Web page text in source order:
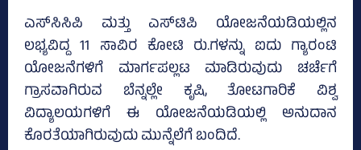
ಎಸ್‌ಸಿಸಿಪಿ ಮತ್ತು ಎಸ್‌ಟಿಪಿ ಯೋಜನೆಯಡಿಯಲ್ಲಿನ
ಲಭ್ಯವಿದ್ದ 11 ಸಾವಿರ ಕೋಟಿ ರು.ಗಳನ್ನು ಐದು ಗ್ಯಾರಂಟಿ
ಯೋಜನೆಗಳಿಗೆ ಮಾರ್ಗಪಲ್ಲಟ ಮಾಡಿರುವುದು ಚರ್ಚೆಗೆ
ಗ್ರಾಸವಾಗಿರುವ ಬೆನ್ನಲ್ಲೇ ಕೃಷಿ, ತೋಟಗಾರಿಕೆ ವಿಶ್ವ
ವಿದ್ಯಾಲಯಗಳಿಗೆ ಈ ಯೋಜನೆಯಡಿಯಲ್ಲಿ ಅನುದಾನ
ಕೊರತೆಯಾಗಿರುವುದು ಮುನ್ನೆಲೆಗೆ ಬಂದಿದೆ.